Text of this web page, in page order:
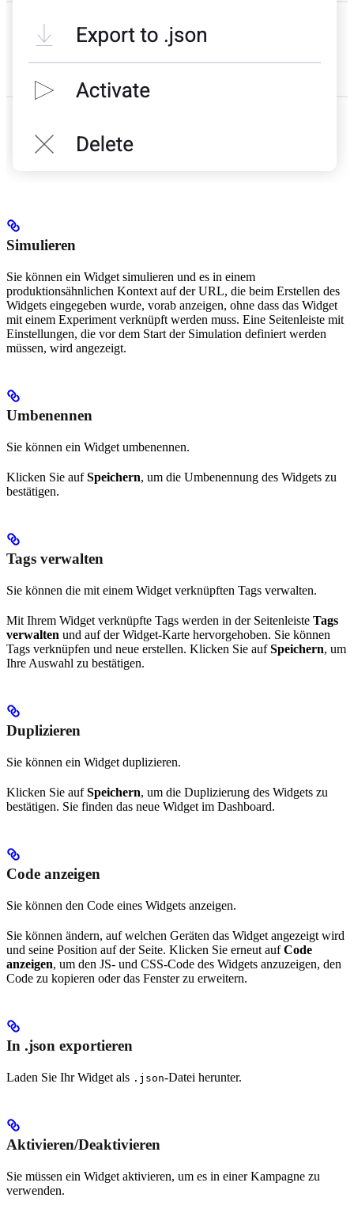
Simulieren
Sie können ein Widget simulieren und es in einem
produktionsähnlichen Kontext auf der URL, die beim Erstellen des
Widgets eingegeben wurde, vorab anzeigen, ohne dass das Widget
mit einem Experiment verknüpft werden muss. Eine Seitenleiste mit
Einstellungen, die vor dem Start der Simulation definiert werden
müssen, wird angezeigt.
Umbenennen
Sie können ein Widget umbenennen.
Klicken Sie aufSpeichern, um die Umbenennung des Widgets zu
bestätigen.
Tags verwalten
Sie können die mit einem Widget verknüpften Tags verwalten.
Mit Ihrem Widget verknüpfte Tags werden in der Seitenleiste Tags
verwalten und auf der Widget-Karte hervorgehoben. Sie können
Tags verknüpfen und neue erstellen. Klicken Sie aufSpeichern, um
Ihre Auswahl zu bestätigen.
Duplizieren
Sie können ein Widget duplizieren.
Klicken Sie aufSpeichern, um die Duplizierung des Widgets zu
bestätigen. Sie finden das neue Widget im Dashboard.
Code anzeigen
Sie können den Code eines Widgets anzeigen.
Sie können ändern, auf welchen Geräten das Widget angezeigt wird
und seine Position auf der Seite. Klicken Sie erneut aufCode
anzeigen, um den JS- und CSS-Code des Widgets anzuzeigen, den
Code zu kopieren oder das Fenster zu erweitern.
In .json exportieren
Laden Sie Ihr Widget als .json-Datei herunter.
Aktivieren/Deaktivieren
Sie müssen ein Widget aktivieren, um es in einer Kampagne zu
verwenden.